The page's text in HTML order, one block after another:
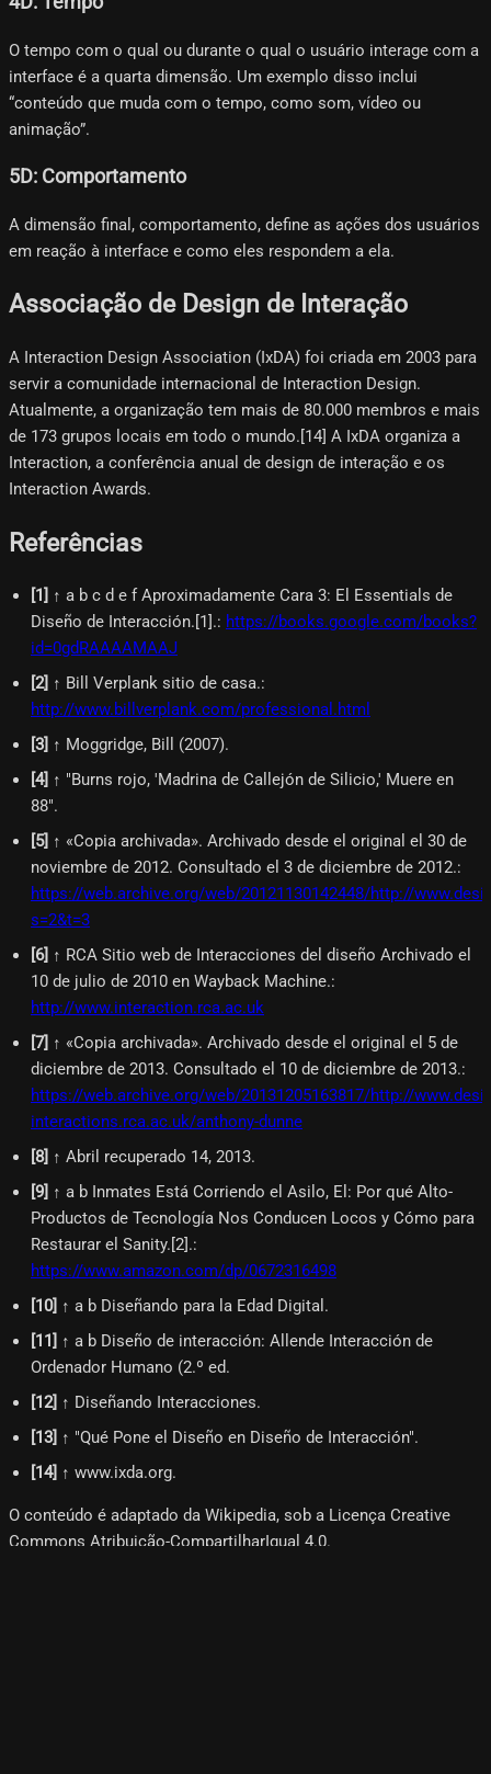
O tempo com o qual ou durante o qual o usuário interage com a
interface é a quarta dimensão. Um exemplo disso inclui
“conteúdo que muda com o tempo, como som, vídeo ou
animação”.
5D: Comportamento
A dimensão final, comportamento, define as ações dos usuários
em reação à interface e como eles respondem a ela.
Associação de Design de Interação
A Interaction Design Association (IxDA) foi criada em 2003 para
servir a comunidade internacional de Interaction Design.
Atualmente, a organização tem mais de 80.000 membros e mais
de 173 grupos locais em todo o mundo.[14] A IxDA organiza a
Interaction, a conferência anual de design de interação e os
Interaction Awards.
Referências
1
↑ a b c d e f Aproximadamente Cara 3: El Essentials de
Diseño de Interacción.[1].: https://books.google.com/books?
id=0gdRAAAAMAAJ
2] ↑ Bill Verplank sitio de casa.:
http://www.billverplank.com/professional.html
3 ↑ Moggridge, Bill (2007).
4] ↑ "Burns rojo, 'Madrina de Callejón de Silicio,' Muere en
88".
5] ↑ «Copia archivada». Archivado desde el original el 30 de
noviembre de 2012. Consultado el 3 de diciembre de 2012.:
https://web.archive.org/web/20121130142448/http://
s=2&t=3
6] ↑ RCA Sitio web de Interacciones del diseño Archivado el
10 de julio de 2010 en Wayback Machine.:
http://www.interaction.rca.ac.uk
7] ↑ «Copia archivada». Archivado desde el original el 5 de
diciembre de 2013. Consultado el 10 de diciembre de 2013.:
https://web.archive.org/web/20131205163817/http://
interactions.rca.ac.uk/anthony-dunne
8] ↑ Abril recuperado 14, 2013.
9 ↑ a b Inmates Está Corriendo el Asilo, El: Por qué Alto-
Productos de Tecnología Nos Conducen Locos y Cómo para
Restaurar el Sanity.[2].:
https://www.amazon.com/dp/0672316498
10] ↑ a b Diseñando para la Edad Digital.
11
↑ a b Diseño de interacción: Allende Interacción de
Ordenador Humano (2.º ed.
12] ↑ Diseñando Interacciones.
13 ↑ "Qué Pone el Diseño en Diseño de Interacción".
14] ↑ www.ixda.org.
O conteúdo é adaptado da Wikipedia, sob a Licença Creative
Commons Atribuição-CompartilharIgual 4.0.